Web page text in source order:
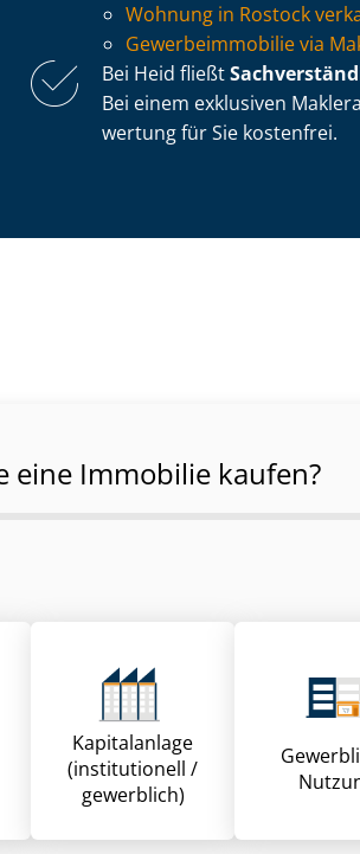
Wohnung in Rostock
Ge­wer­be­im­mo­bi­lie via
Bei Heid fließt
Bei einem exklusiven
wer­tung für Sie kostenfrei.
eine Immobilie kaufen?
Kapitalanlage
(institutionell /
gewerblich)